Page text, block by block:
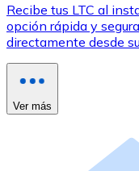
Recibe tus LTC al
opción rápida y
directamente desde
Ver más